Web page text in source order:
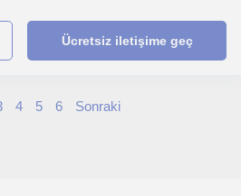
Ücretsiz iletişime geç
4 5 6 Sonraki